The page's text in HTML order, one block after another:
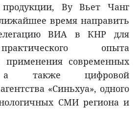
продукции, Ву Вьет Чанг
время направить
ВИА в КНР для
опыта
применения современных
а также цифровой
«Синьхуа», одного
СМИ региона и